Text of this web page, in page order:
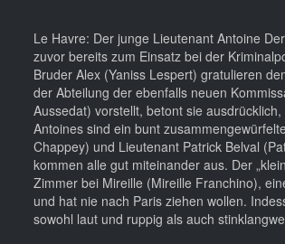
Le Havre: Der junge Lieutenant Antoine
zuvor bereits zum Einsatz bei der
Bruder Alex (Yaniss Lespert) gratulieren
der Abteilung der ebenfalls neuen
Aussedat) vorstellt, betont sie
Antoines sind ein bunt
Chappey) und Lieutenant Patrick Belval
kommen alle gut miteinander aus. Der
Zimmer bei Mireille (Mireille Franchino),
und hat nie nach Paris ziehen wollen.
sowohl laut und ruppig als auch